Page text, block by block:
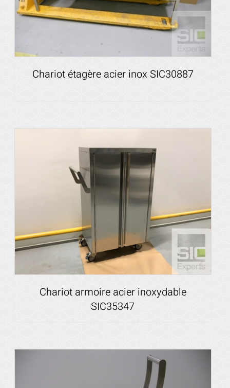
Voir les détails
Chariot étagère acier inox SIC30887
Chariot armoire acier inoxydable
SIC35347